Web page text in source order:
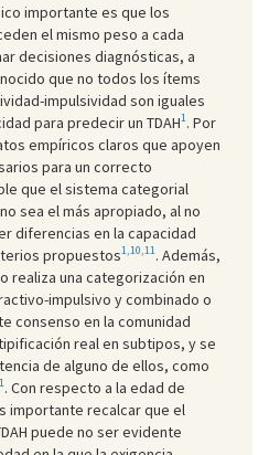
importante es que los
el mismo peso a cada
decisiones diagnósticas, a
que no todos los ítems
impulsividad son iguales
para predecir un TDAH1. Por
empíricos claros que apoyen
para un correcto
que el sistema categorial
sea el más apropiado, al no
diferencias en la capacidad
propuestos1,10,11. Además,
realiza una categorización en
impulsivo y combinado o
consenso en la comunidad
real en subtipos, y se
de alguno de ellos, como
1. Con respecto a la edad de
importante recalcar que el
puede no ser evidente